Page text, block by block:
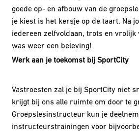
goede op- en afbouw van de
je kiest is het kersje op de taart. Na
iedereen zelfvoldaan, trots en vrolijk
was weer een beleving!
Werk aan je toekomst bij SportCity
Vastroesten zal je bij SportCity niet
krijgt bij ons alle ruimte om door te
Groepslesinstructeur kun je
instructeurstrainingen voor